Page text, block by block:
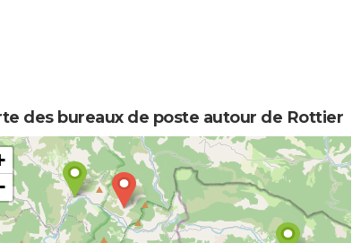
des bureaux de poste autour de Rottier